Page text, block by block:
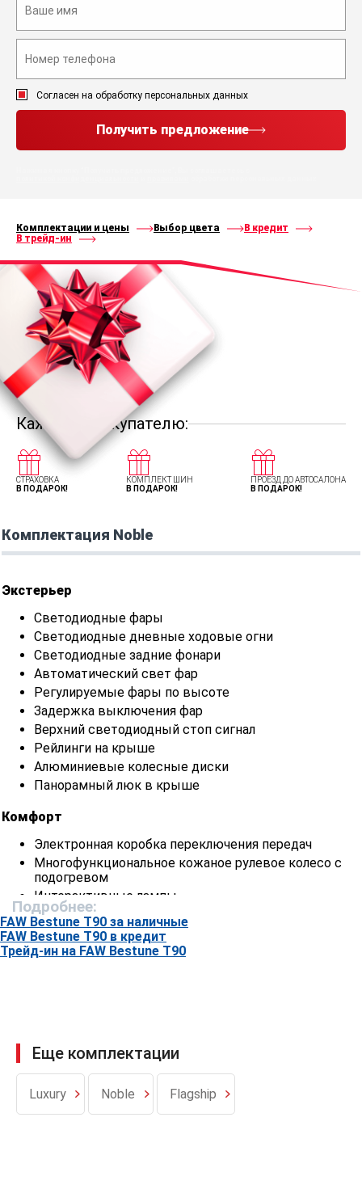
Согласен на обработку персональных данных
Получить предложение
Комплектации и цены Выбор цвета
В кредит
В трейд-ин
Каждому покупателю:
СТРАХОВКА
В ПОДАРОК!
КОМПЛЕКТ ШИН
В ПОДАРОК!
ПРОЕЗД ДО АВТОСАЛОНА
В ПОДАРОК!
Комплектация Noble
Экстерьер
Светодиодные фары
Светодиодные дневные ходовые огни
Светодиодные задние фонари
Автоматический свет фар
Регулируемые фары по высоте
Задержка выключения фар
Верхний светодиодный стоп сигнал
Рейлинги на крыше
Алюминиевые колесные диски
Панорамный люк в крыше
Комфорт
Электронная коробка переключения передач
Многофункциональное кожаное рулевое колесо с
подогревом
Интерактивные лампы
Передние сенсорные лампы для чтения
Освещение в багажнике
Солнцезащитный козырек с зеркалом
Дистанционный ключ управления
Подъем/опускание окон в одно касание
(антизащемление)
Задний стеклоочиститель
Подробнее:
FAW Bestune T90 за наличные
FAW Bestune T90 в кредит
Трейд-ин на FAW Bestune T90
Еще комплектации
Luxury Noble Flagship